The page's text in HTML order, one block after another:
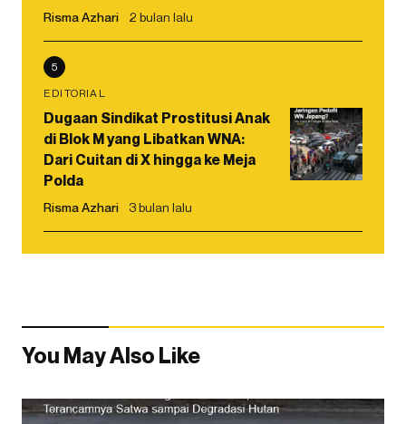
Risma Azhari 2 bulan lalu
5
EDITORIAL
Dugaan Sindikat Prostitusi Anak
di Blok M yang Libatkan WNA:
Dari Cuitan di X hingga ke Meja
Polda
Risma Azhari 3 bulan lalu
You May Also Like